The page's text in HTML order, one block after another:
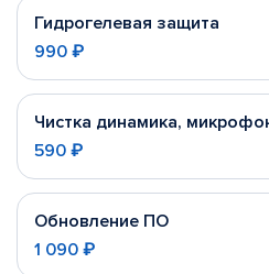
Гидрогелевая защита
990 ₽
Чистка динамика,
590 ₽
Обновление ПО
1 090 ₽